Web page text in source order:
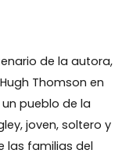
de la autora,
Thomson en
un pueblo de la
joven, soltero y
las familias del